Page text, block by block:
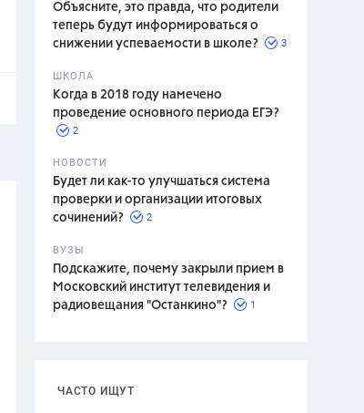
Объясните, это правда, что родители
теперь будут информироваться о
снижении успеваемости в школе?
3
ШКОЛА
Когда в 2018 году намечено
проведение основного периода ЕГЭ?
2
НОВОСТИ
Будет ли как-то улучшаться система
проверки и организации итоговых
сочинений?
2
ВУЗЫ
Подскажите, почему закрыли прием в
Московский институт телевидения и
радиовещания "Останкино"?
1
ЧАСТО ИЩУТ